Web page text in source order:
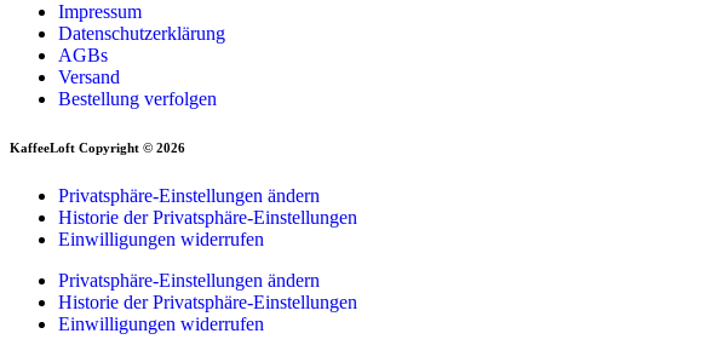
Impressum
Datenschutzerklärung
AGBs
Versand
Bestellung verfolgen
KaffeeLoft Copyright © 2026
Privatsphäre-Einstellungen ändern
Historie der Privatsphäre-Einstellungen
Einwilligungen widerrufen
Privatsphäre-Einstellungen ändern
Historie der Privatsphäre-Einstellungen
Einwilligungen widerrufen